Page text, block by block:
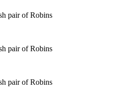
pair of Robins
pair of Robins
pair of Robins